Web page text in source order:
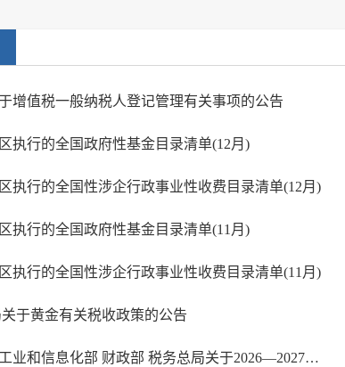
增值税一般纳税人登记管理有关事项的公告
执行的全国政府性基金目录清单(12月)
执行的全国性涉企行政事业性收费目录清单(12月)
执行的全国政府性基金目录清单(11月)
执行的全国性涉企行政事业性收费目录清单(11月)
于黄金有关税收政策的公告
中华人民共和国工业和信息化部 财政部 税务总局关于2026—2027年减免车辆购置税新 ...